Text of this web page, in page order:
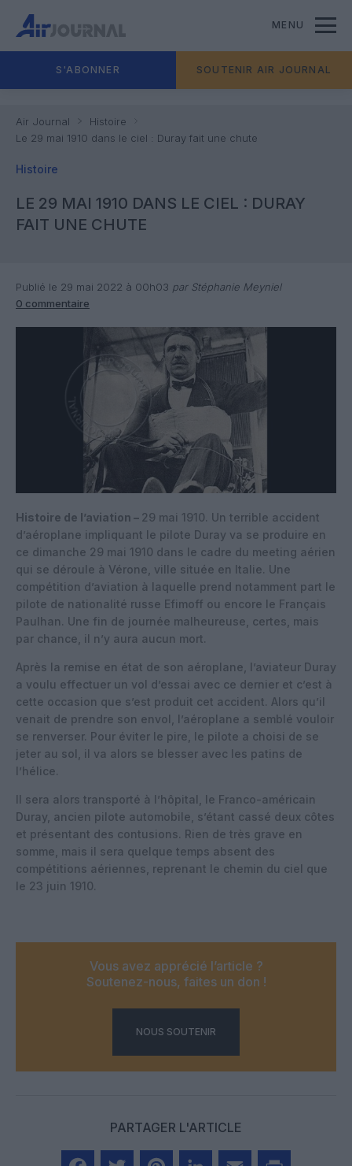
MENU
S'ABONNER SOUTENIR AIR JOURNAL
Air Journal
Histoire
Le 29 mai 1910 dans le ciel : Duray fait une chute
Histoire
LE 29 MAI 1910 DANS LE CIEL : DURAY
FAIT UNE CHUTE
Publié le 29 mai 2022 à 00h03 par Stéphanie Meyniel
0 commentaire
Histoire de l’aviation – 29 mai 1910. Un terrible accident
d’aéroplane impliquant le pilote Duray va se produire en
ce dimanche 29 mai 1910 dans le cadre du meeting aérien
qui se déroule à Vérone, ville située en Italie. Une
compétition d’aviation à laquelle prend notamment part le
pilote de nationalité russe Efimoff ou encore le Français
Paulhan. Une fin de journée malheureuse, certes, mais
par chance, il n’y aura aucun mort.
Après la remise en état de son aéroplane, l’aviateur Duray
a voulu effectuer un vol d’essai avec ce dernier et c’est à
cette occasion que s’est produit cet accident. Alors qu’il
venait de prendre son envol, l’aéroplane a semblé vouloir
se renverser. Pour éviter le pire, le pilote a choisi de se
jeter au sol, il va alors se blesser avec les patins de
l’hélice.
Il sera alors transporté à l’hôpital, le Franco-américain
Duray, ancien pilote automobile, s’étant cassé deux côtes
et présentant des contusions. Rien de très grave en
somme, mais il sera quelque temps absent des
compétitions aériennes, reprenant le chemin du ciel que
le 23 juin 1910.
Vous avez apprécié l’article ?
Soutenez-nous, faites un don !
NOUS SOUTENIR
PARTAGER L'ARTICLE